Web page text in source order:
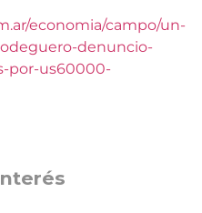
economia/campo/un-
denuncio-
por-us60000-